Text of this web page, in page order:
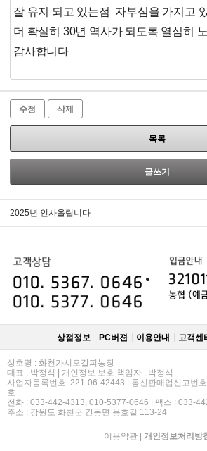
잘 유지 되고 있는점 자부심을 가지고
더 확실히 30년 역사가 되도록 열심히
감사합니다
수정 삭제
목록
글쓰기
2025년 인사올립니다
상점정보 PC버젼 이용안내 고객센
상호명 : 화천가시오갈피농장
대표 : 박정식 | 개인정보 보호 책임자 : 박정식
사업자등록번호 :221-06-42443 | 통신판매업신고번
호
전화 : 033-442-4313, 010-5377-0646 | 팩스 : 033-
주소 : 강원도 화천군 간동면 용호길 113-24
이용약관| 개인정보처리방